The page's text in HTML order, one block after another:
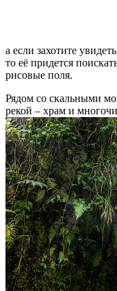
а если захотите
то её придется
рисовые поля.
Рядом со скальными
рекой – храм и